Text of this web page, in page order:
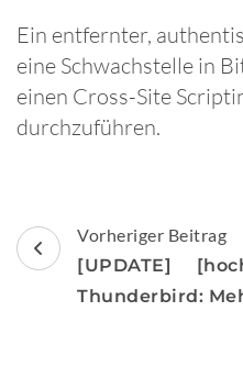
Ein entfernter,
eine Schwachstelle in
einen Cross-Site
durchzuführen.
Vorheriger Beitrag
[UPDATE]
Thunderbird: